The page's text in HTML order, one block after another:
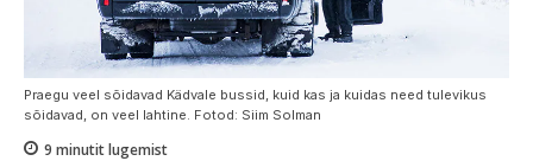
Praegu veel sõidavad Kädvale bussid, kuid kas ja kuidas need tulevikus
sõidavad, on veel lahtine. Fotod: Siim Solman
9 minutit lugemist